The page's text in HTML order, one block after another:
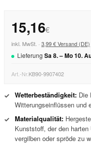
15,16€
inkl. MwSt. · 3,99 € Versand (DE)
Lieferung Sa8. –Mo10.
Art.-Nr.KB90-9907402
✓ Wetterbeständigkeit: Die
Witterungseinflüssen und
✓ Materialqualität:
Kunststoff, der den
vergilben oder spröde zu